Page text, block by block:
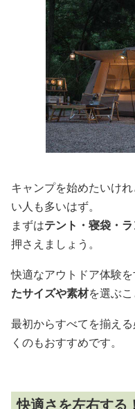
キャンプを始めたいけ
い人も多いはず。
まずはテント・寝袋・
押さえましょう。
快適なアウトドア体験を
たサイズや素材を選ぶこ
最初からすべてを揃え
くのもおすすめです。
快適さを左右する